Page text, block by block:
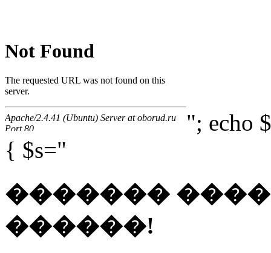
"; echo
{ $s="
�������
������!